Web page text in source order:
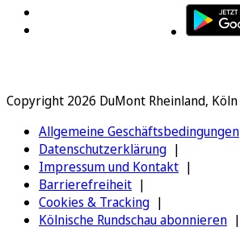
Copyright 2026 DuMont Rheinland, Köln
Allgemeine Geschäftsbedingungen
Datenschutzerklärung
Impressum und Kontakt
Barrierefreiheit
Cookies & Tracking
Kölnische Rundschau abonnieren